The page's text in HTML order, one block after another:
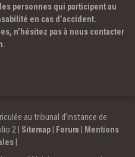
personnes qui participent au
en cas d’accident.
n’hésitez pas à nous contacter
au tribunal d’instance de
2 | Sitemap| Forum
Mentions